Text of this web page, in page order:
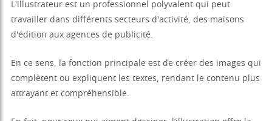
L'illustrateur est un professionnel polyvalent qui peut
travailler dans différents secteurs d'activité, des maisons
d'édition aux agences de publicité.
En ce sens, la fonction principale est de créer des images qui
complètent ou expliquent les textes, rendant le contenu plus
attrayant et compréhensible.